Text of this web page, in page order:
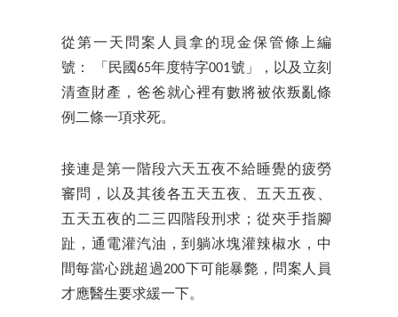
從第一天問案人員拿的現金保管條上編
號： 「民國65年度特字001號」，以及立刻
清查財產，爸爸就心裡有數將被依叛亂條
例二條一項求死。
接連是第一階段六天五夜不給睡覺的疲勞
審問，以及其後各五天五夜、五天五夜、
五天五夜的二三四階段刑求；從夾手指腳
趾，通電灌汽油，到躺冰塊灌辣椒水，中
間每當心跳超過200下可能暴斃，問案人員
才應醫生要求緩一下。